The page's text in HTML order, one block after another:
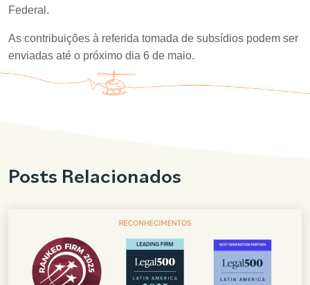
Federal.
As contribuições à referida tomada de subsídios podem ser
enviadas até o próximo dia 6 de maio.
Posts Relacionados